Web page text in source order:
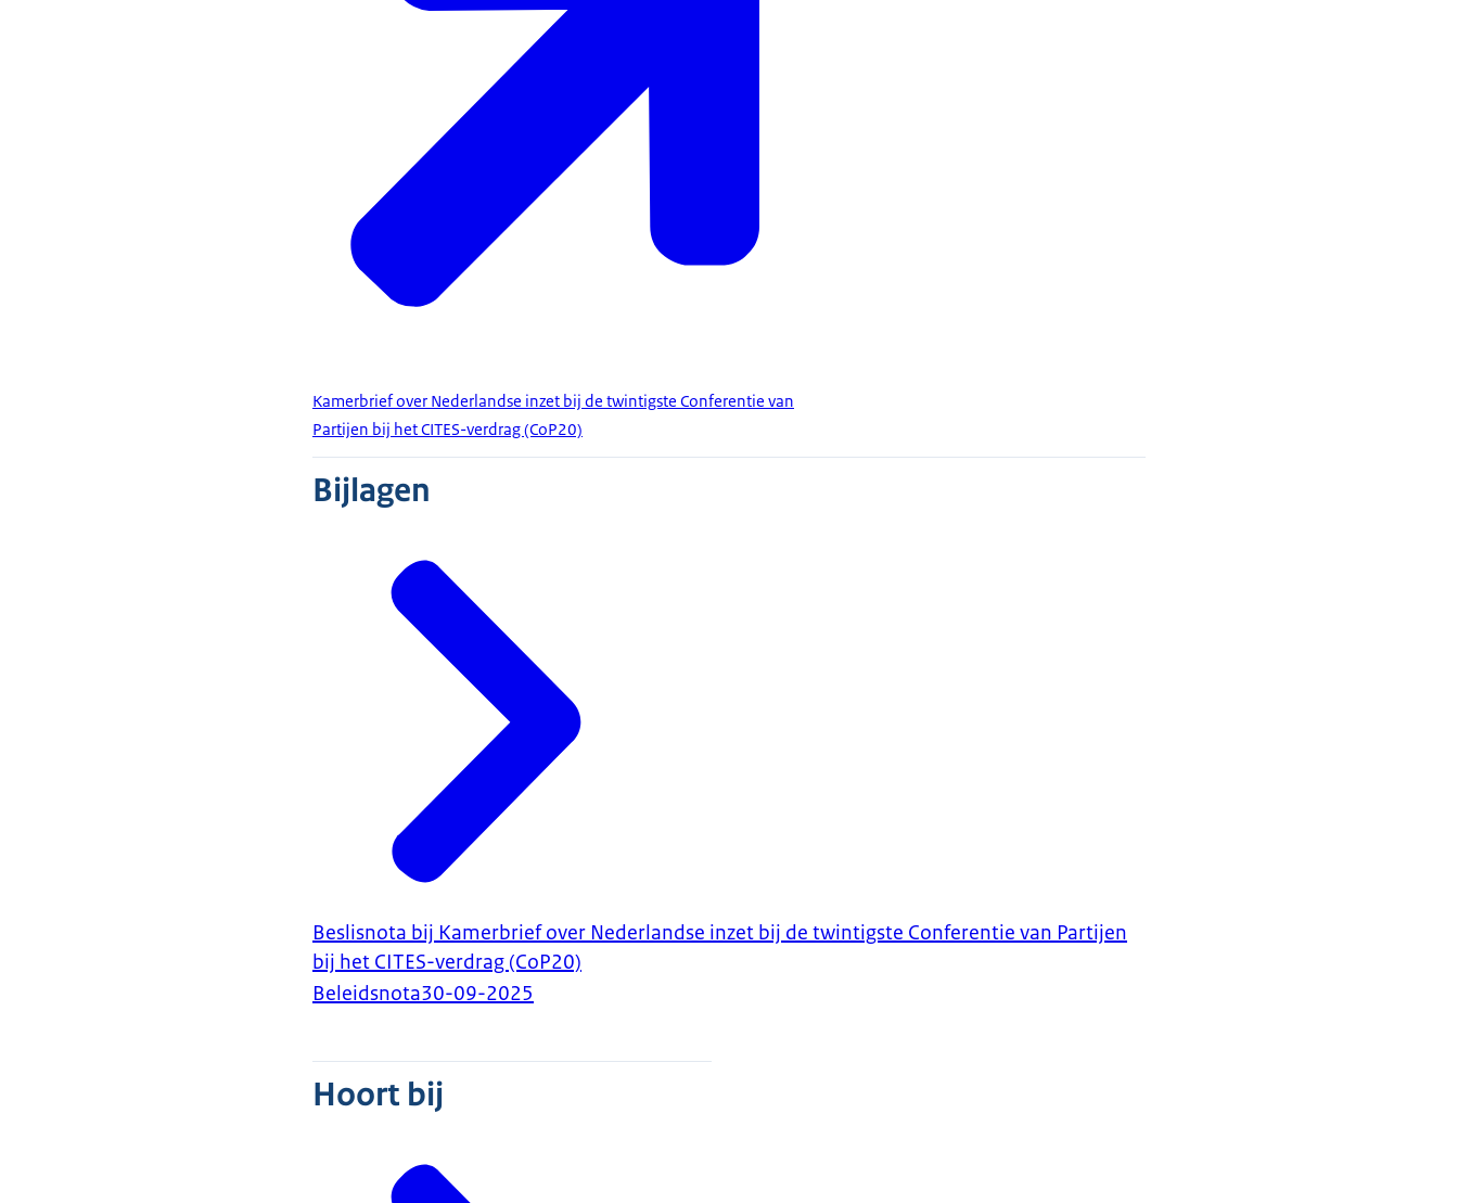
Kamerbrief over Nederlandse inzet bij de twintigste Conferentie van
Partijen bij het CITES-verdrag (CoP20)
Bijlagen
Beslisnota bij Kamerbrief over Nederlandse inzet bij de twintigste Conferentie van Partijen
bij het CITES-verdrag (CoP20)
Beleidsnota30-09-2025
Hoort bij